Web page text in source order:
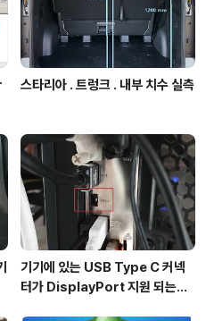
스타리아 . 트렁크 . 내부 치수 실측
기기에 있는 USB Type C 커넥
터가 DisplayPort 지원 되는지